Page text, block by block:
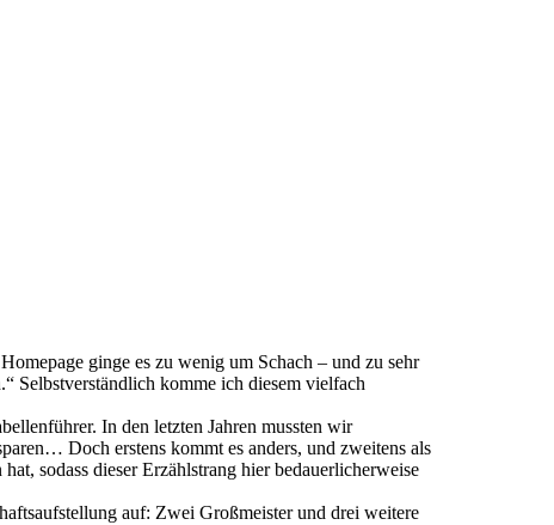
ginge es zu wenig um Schach – und zu sehr
Selbstverständlich komme ich diesem vielfach
In den letzten Jahren mussten wir
Doch erstens kommt es anders, und zweitens als
sodass dieser Erzählstrang hier bedauerlicherweise
auf: Zwei Großmeister und drei weitere